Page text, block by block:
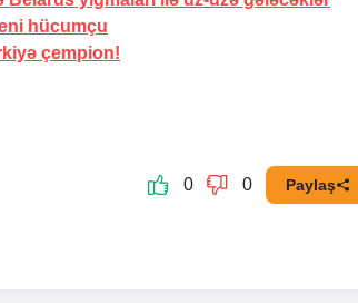
hücumçu
çempion!
0 0 Paylaş